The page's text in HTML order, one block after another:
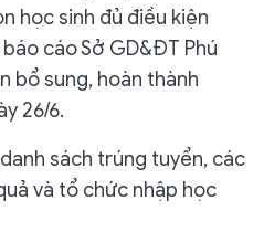
học sinh đủ điều kiện
cáo Sở GD&ĐT Phú
bổ sung, hoàn thành
26/6.
sách trúng tuyển, các
và tổ chức nhập học